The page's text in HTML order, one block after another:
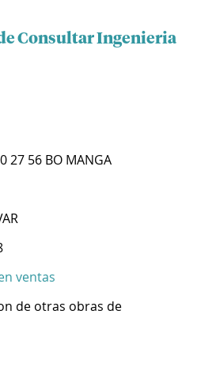
Consultar Ingenieria
27 56 BO MANGA
ventas
de otras obras de